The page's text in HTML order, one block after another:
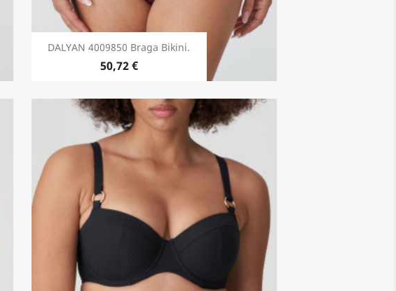
DALYAN 4009850 Braga Bikini.
50,72 €